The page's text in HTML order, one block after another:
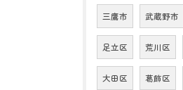
三鷹市 武蔵野市
足立区 荒川区
大田区 葛飾区